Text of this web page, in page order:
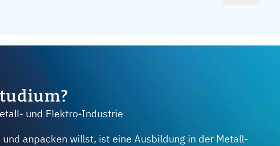
und Elektro-Industrie
anpacken willst, ist eine Ausbildung in der Metall-